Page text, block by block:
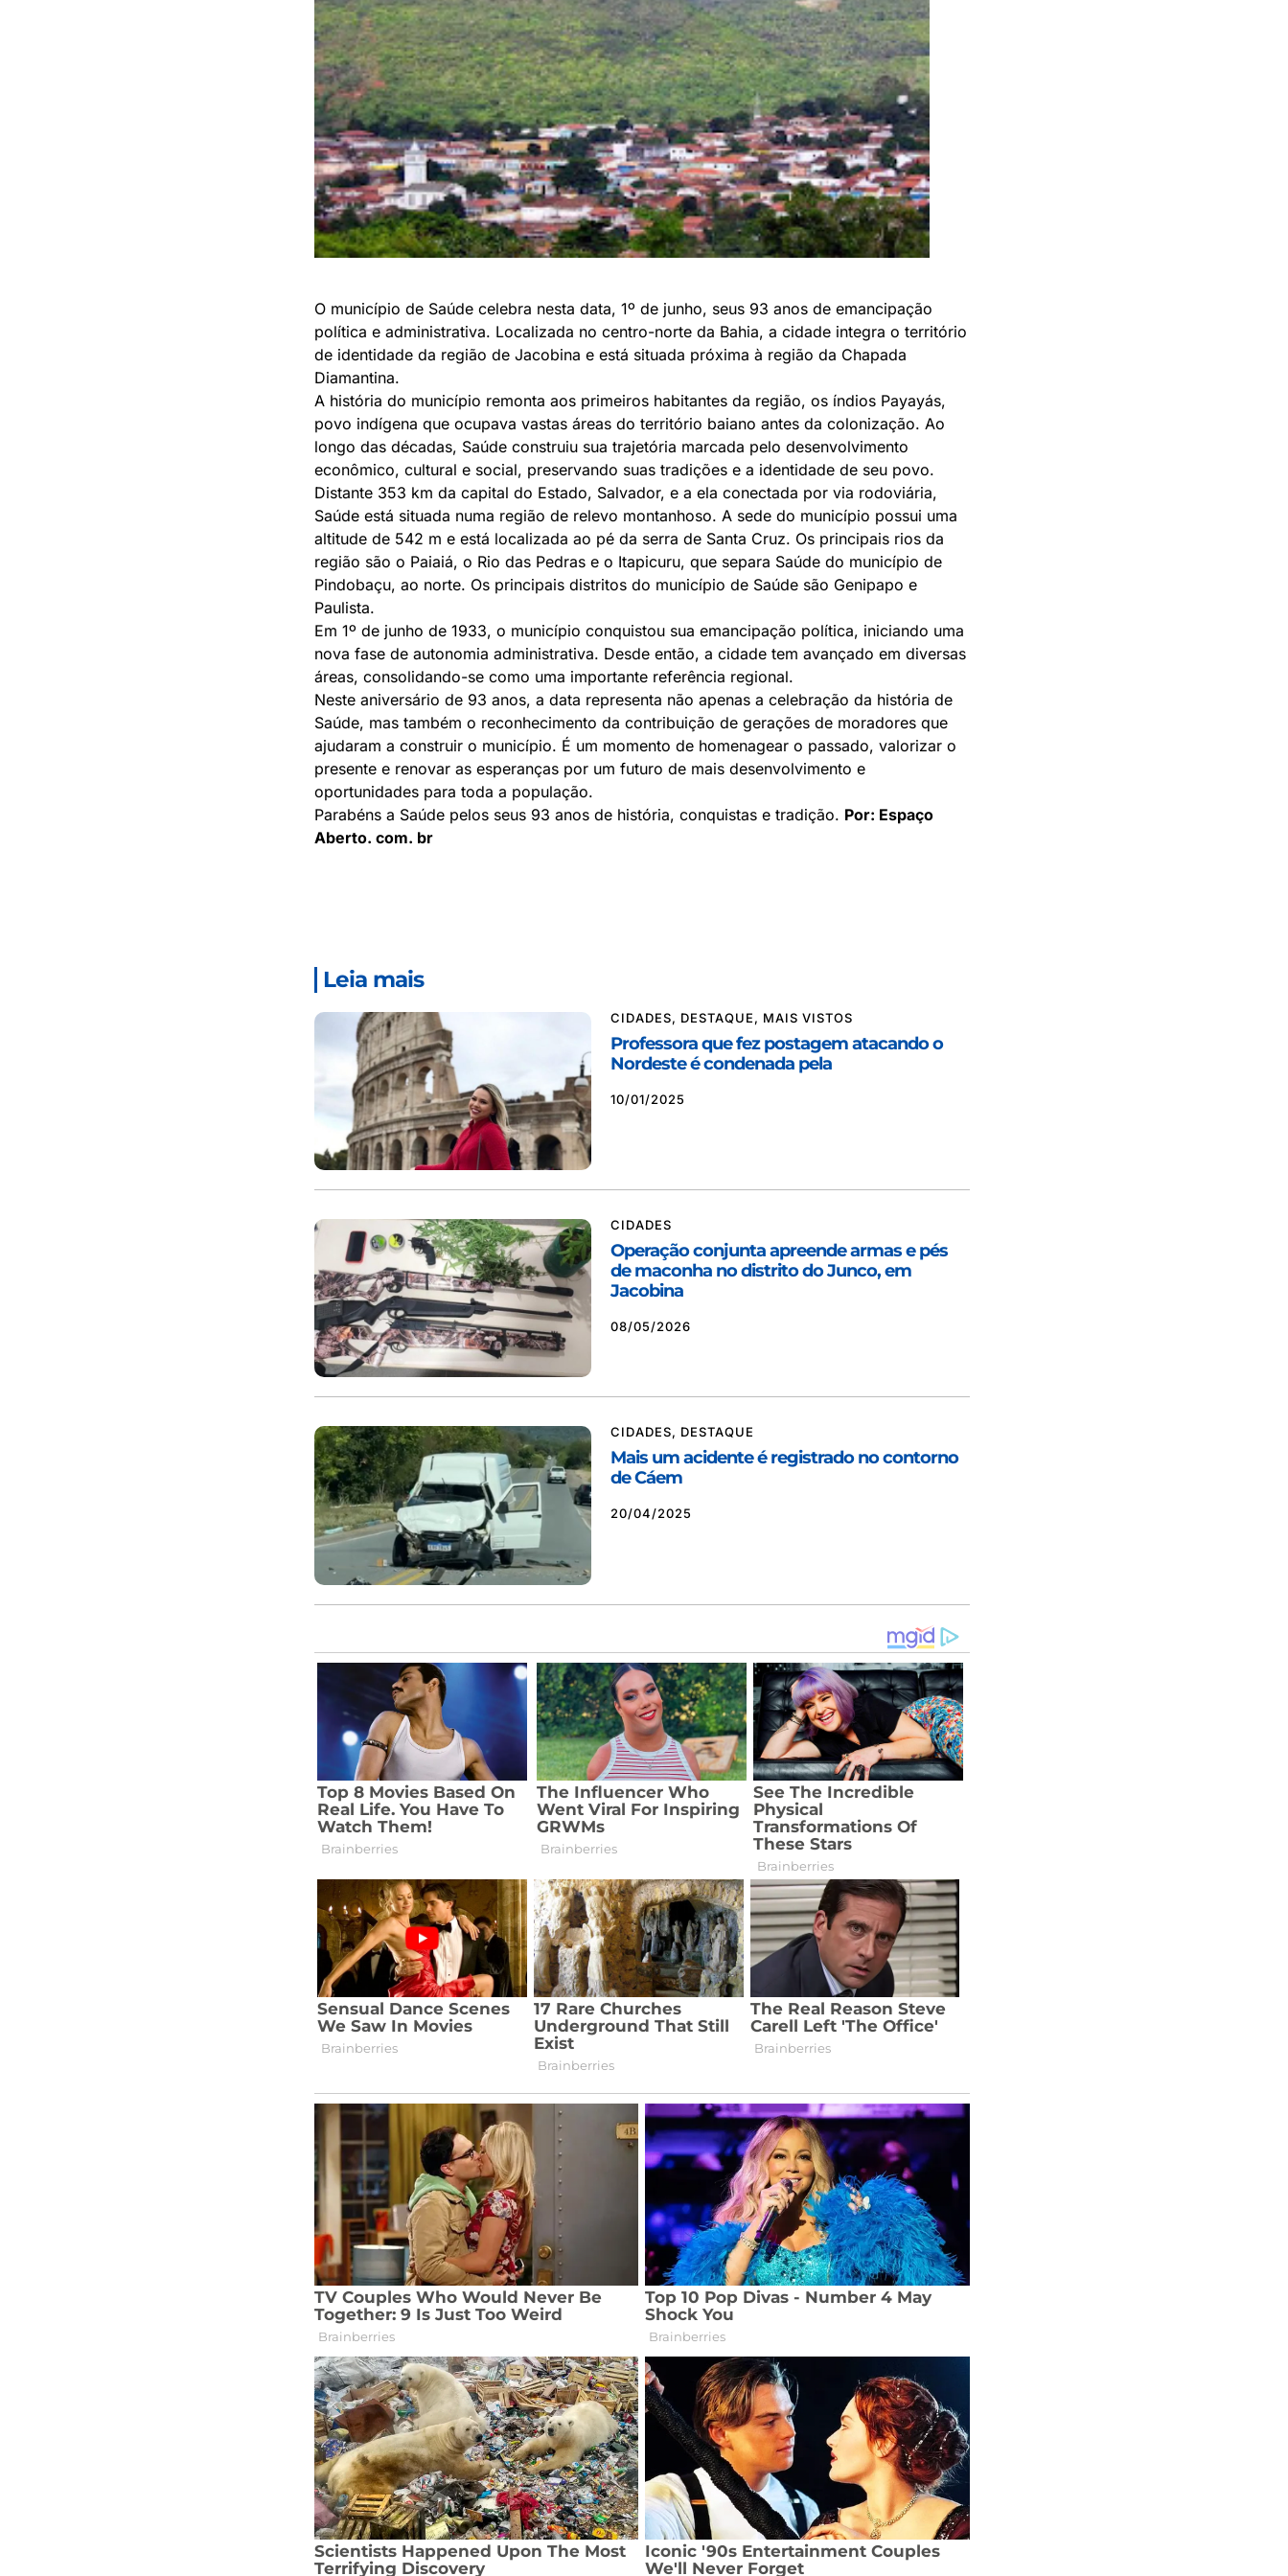
O município de Saúde celebra nesta data, 1º de junho, seus 93 anos de emancipação
política e administrativa. Localizada no centro-norte da Bahia, a cidade integra o território
de identidade da região de Jacobina e está situada próxima à região da Chapada
Diamantina.
A história do município remonta aos primeiros habitantes da região, os índios Payayás,
povo indígena que ocupava vastas áreas do território baiano antes da colonização. Ao
longo das décadas, Saúde construiu sua trajetória marcada pelo desenvolvimento
econômico, cultural e social, preservando suas tradições e a identidade de seu povo.
Distante 353 km da capital do Estado, Salvador, e a ela conectada por via rodoviária,
Saúde está situada numa região de relevo montanhoso. A sede do município possui uma
altitude de 542 m e está localizada ao pé da serra de Santa Cruz. Os principais rios da
região são o Paiaiá, o Rio das Pedras e o Itapicuru, que separa Saúde do município de
Pindobaçu, ao norte. Os principais distritos do município de Saúde são Genipapo e
Paulista.
Em 1º de junho de 1933, o município conquistou sua emancipação política, iniciando uma
nova fase de autonomia administrativa. Desde então, a cidade tem avançado em diversas
áreas, consolidando-se como uma importante referência regional.
Neste aniversário de 93 anos, a data representa não apenas a celebração da história de
Saúde, mas também o reconhecimento da contribuição de gerações de moradores que
ajudaram a construir o município. É um momento de homenagear o passado, valorizar o
presente e renovar as esperanças por um futuro de mais desenvolvimento e
oportunidades para toda a população.
Parabéns a Saúde pelos seus 93 anos de história, conquistas e tradição. Por: Espaço
Aberto. com. br
Leia mais
CIDADES, DESTAQUE, MAIS VISTOS
Professora que fez postagem atacando o
Nordeste é condenada pela
10/01/2025
CIDADES
Operação conjunta apreende armas e pés
de maconha no distrito do Junco, em
Jacobina
08/05/2026
CIDADES, DESTAQUE
Mais um acidente é registrado no contorno
de Cáem
20/04/2025